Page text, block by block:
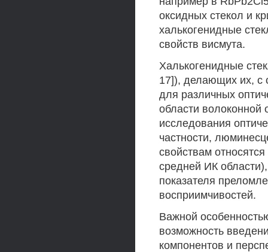
оксидных стекол и
халькогенидные
свойств висмута.
Халькогенидные
17]), делающих их, с
для различных
области волоконной
исследования
частности,
свойствам
средней ИК
показателя
восприимчивостей.
Важной
возможность
компонентов и